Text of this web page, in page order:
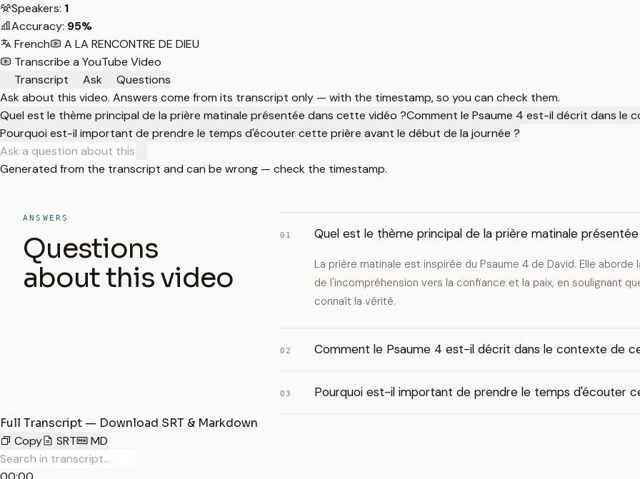
Speakers: 1
Accuracy: 95%
French
A LA RENCONTRE DE DIEU
Transcribe a YouTube Video
Transcript
Ask
Questions
Ask about this video. Answers come from its transcript only — with the timestamp, so you can check them.
Quel est le thème principal de la prière matinale présentée dans cette vidéo ?Comment le Psaume 4 est-il décrit dans le
Pourquoi est-il important de prendre le temps d'écouter cette prière avant le début de la journée ?
Generated from the transcript and can be wrong — check the timestamp.
ANSWERS
Questions
about this video
01 Quel est le thème principal de la prière matinale
La prière matinale est inspirée du Psaume 4 de David. Elle
de l'incompréhension vers la confiance et la paix, en soulignant
connaît la vérité.
02 Comment le Psaume 4 est-il décrit dans le contexte de
03 Pourquoi est-il important de prendre le temps d'écouter
Full Transcript — Download SRT & Markdown
Copy
SRT MD